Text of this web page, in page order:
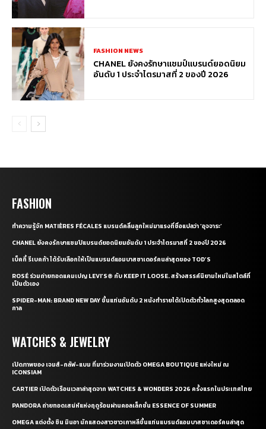
FASHION NEWS
CHANEL ยังคงรักษาแชมป์แบรนด์ยอดนิยม
อันดับ 1 ประจำไตรมาสที่ 2 ของปี 2026
FASHION
ทำความรู้จัก MATIÈRES FÉCALES แบรนด์คลื่นลูกใหม่มาแรงที่ชื่อแปลว่า ‘อุจจาระ’
CHANEL ยังคงรักษาแชมป์แบรนด์ยอดนิยมอันดับ 1 ประจำไตรมาสที่ 2 ของปี 2026
เบ็คกี้ รีเบคก้า ได้รับเลือกให้เป็นแบรนด์แอมบาสซาเดอร์คนล่าสุดของ TOD’S
ROSÉ ร่วมถ่ายทอดแคมเปญ LEVI’S® กับ KEEP IT LOOSE. สร้างสรรค์นิยามใหม่ในสไตล์ที่
เป็นตัวเอง
SPIDER-MAN: BRAND NEW DAY ขึ้นแท่นอันดับ 2 หนังทำรายได้เปิดตัวทั่วโลกสูงสุดตลอด
กาล
WATCHES & JEWELRY
เปิดภาพของ เจมส์-กลัฟ-แบม ที่มาร่วมงานเปิดตัว OMEGA BOUTIQUE แห่งใหม่ ณ
ICONSIAM
CARTIER เปิดตัวเรือนเวลาล่าสุดจาก WATCHES & WONDERS 2026 ครั้งแรกในประเทศไทย
PANDORA ถ่ายทอดเสน่ห์แห่งฤดูร้อนผ่านคอลเล็กชั่น ESSENCE OF SUMMER
OMEGA แต่งตั้ง ชิน มินอา นักแสดงสาวชาวเกาหลีขึ้นแท่นแบรนด์แอมบาสซาเดอร์คนล่าสุด